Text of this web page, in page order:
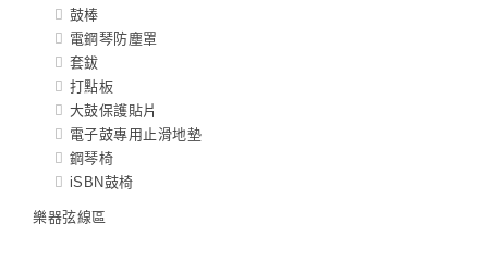
鼓棒
電鋼琴防塵罩
套鈸
打點板
大鼓保護貼片
電子鼓專用止滑地墊
鋼琴椅
iSBN鼓椅
樂器弦線區